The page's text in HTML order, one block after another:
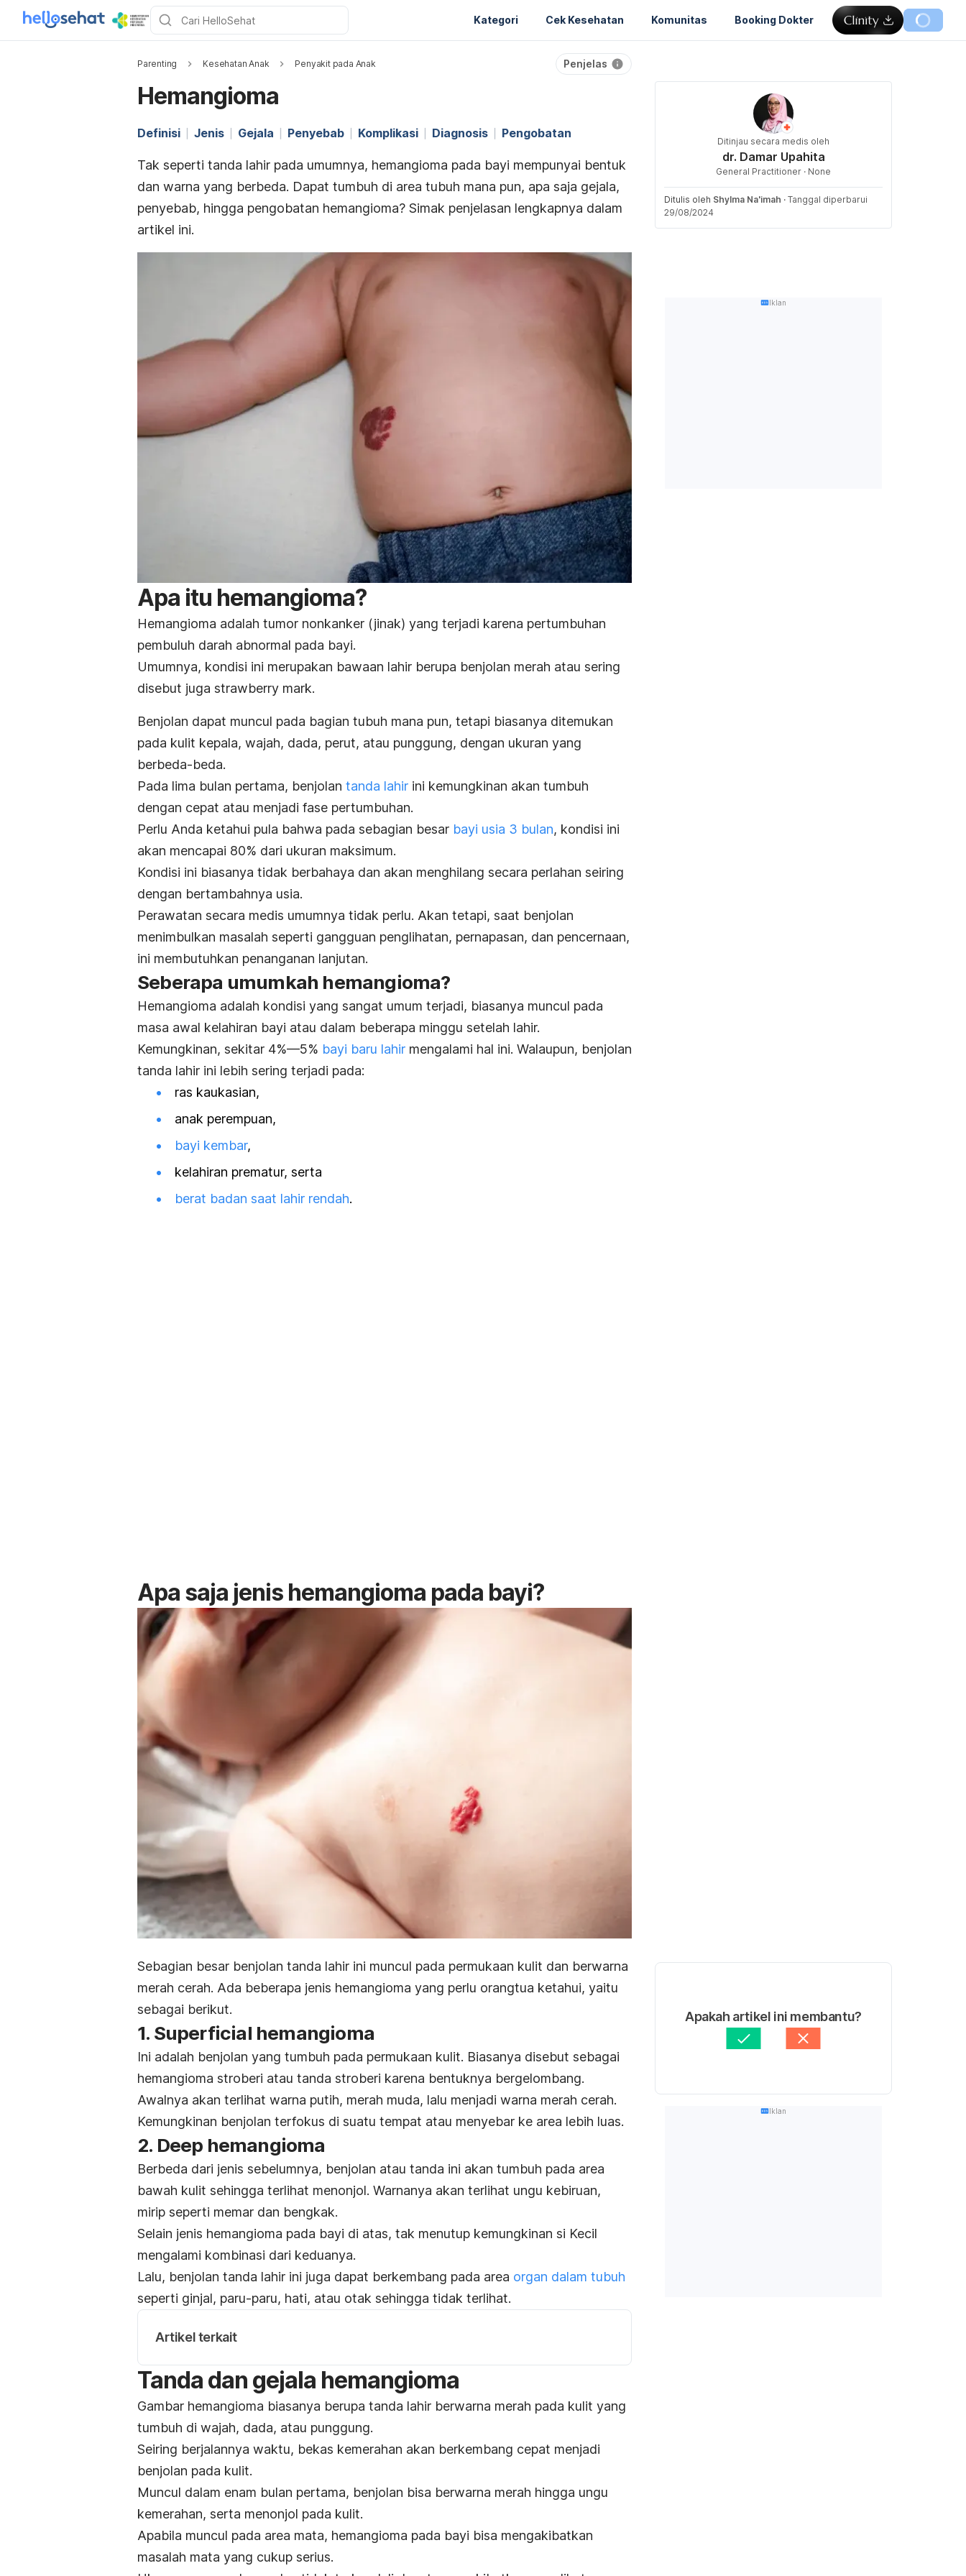
Kategori Cek Kesehatan Komunitas Booking Dokter
Parenting Kesehatan Anak Penyakit pada Anak Penjelas
Hemangioma
Definisi Jenis Gejala Penyebab Komplikasi Diagnosis Pengobatan
Tak seperti tanda lahir pada umumnya, hemangioma pada bayi mempunyai bentuk
dan warna yang berbeda. Dapat tumbuh di area tubuh mana pun, apa saja gejala,
penyebab, hingga pengobatan hemangioma? Simak penjelasan lengkapnya dalam
artikel ini.
Apa itu hemangioma?
Hemangioma adalah tumor nonkanker (jinak) yang terjadi karena pertumbuhan
pembuluh darah abnormal pada bayi.
Umumnya, kondisi ini merupakan bawaan lahir berupa benjolan merah atau sering
disebut juga strawberry mark.
Benjolan dapat muncul pada bagian tubuh mana pun, tetapi biasanya ditemukan
pada kulit kepala, wajah, dada, perut, atau punggung, dengan ukuran yang
berbeda-beda.
Pada lima bulan pertama, benjolan tanda lahir ini kemungkinan akan tumbuh
dengan cepat atau menjadi fase pertumbuhan.
Perlu Anda ketahui pula bahwa pada sebagian besar bayi usia 3 bulan, kondisi ini
akan mencapai 80% dari ukuran maksimum.
Kondisi ini biasanya tidak berbahaya dan akan menghilang secara perlahan seiring
dengan bertambahnya usia.
Perawatan secara medis umumnya tidak perlu. Akan tetapi, saat benjolan
menimbulkan masalah seperti gangguan penglihatan, pernapasan, dan pencernaan,
ini membutuhkan penanganan lanjutan.
Seberapa umumkah hemangioma?
Hemangioma adalah kondisi yang sangat umum terjadi, biasanya muncul pada
masa awal kelahiran bayi atau dalam beberapa minggu setelah lahir.
Kemungkinan, sekitar 4%—5% bayi baru lahir mengalami hal ini. Walaupun, benjolan
tanda lahir ini lebih sering terjadi pada:
ras kaukasian,
anak perempuan,
bayi kembar,
kelahiran prematur, serta
berat badan saat lahir rendah.
Apa saja jenis hemangioma pada bayi?
Sebagian besar benjolan tanda lahir ini muncul pada permukaan kulit dan berwarna
merah cerah. Ada beberapa jenis hemangioma yang perlu orangtua ketahui, yaitu
sebagai berikut.
1. Superficial hemangioma
Ini adalah benjolan yang tumbuh pada permukaan kulit. Biasanya disebut sebagai
hemangioma stroberi atau tanda stroberi karena bentuknya bergelombang.
Awalnya akan terlihat warna putih, merah muda, lalu menjadi warna merah cerah.
Kemungkinan benjolan terfokus di suatu tempat atau menyebar ke area lebih luas.
2. Deep hemangioma
Berbeda dari jenis sebelumnya, benjolan atau tanda ini akan tumbuh pada area
bawah kulit sehingga terlihat menonjol. Warnanya akan terlihat ungu kebiruan,
mirip seperti memar dan bengkak.
Selain jenis hemangioma pada bayi di atas, tak menutup kemungkinan si Kecil
mengalami kombinasi dari keduanya.
Lalu, benjolan tanda lahir ini juga dapat berkembang pada area organ dalam tubuh
seperti ginjal, paru-paru, hati, atau otak sehingga tidak terlihat.
Artikel terkait
Tanda dan gejala hemangioma
Gambar hemangioma biasanya berupa tanda lahir berwarna merah pada kulit yang
tumbuh di wajah, dada, atau punggung.
Seiring berjalannya waktu, bekas kemerahan akan berkembang cepat menjadi
benjolan pada kulit.
Muncul dalam enam bulan pertama, benjolan bisa berwarna merah hingga ungu
kemerahan, serta menonjol pada kulit.
Apabila muncul pada area mata, hemangioma pada bayi bisa mengakibatkan
masalah mata yang cukup serius.
Ditinjau secara medis oleh
dr. Damar Upahita
General Practitioner · None
Ditulis oleh Shylma Na'imah · Tanggal diperbarui
29/08/2024
Iklan
Apakah artikel ini membantu?
Iklan